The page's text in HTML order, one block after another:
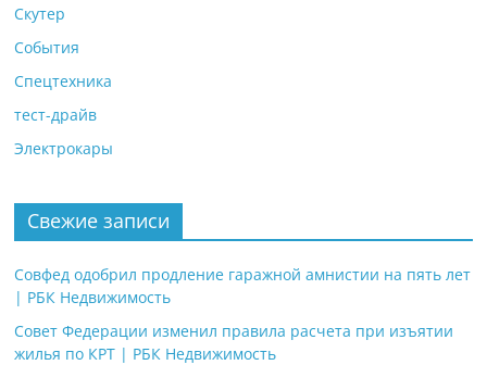
Скутер
События
Спецтехника
тест-драйв
Электрокары
Свежие записи
Совфед одобрил продление гаражной амнистии на пять лет
| РБК Недвижимость
Совет Федерации изменил правила расчета при изъятии
жилья по КРТ | РБК Недвижимость